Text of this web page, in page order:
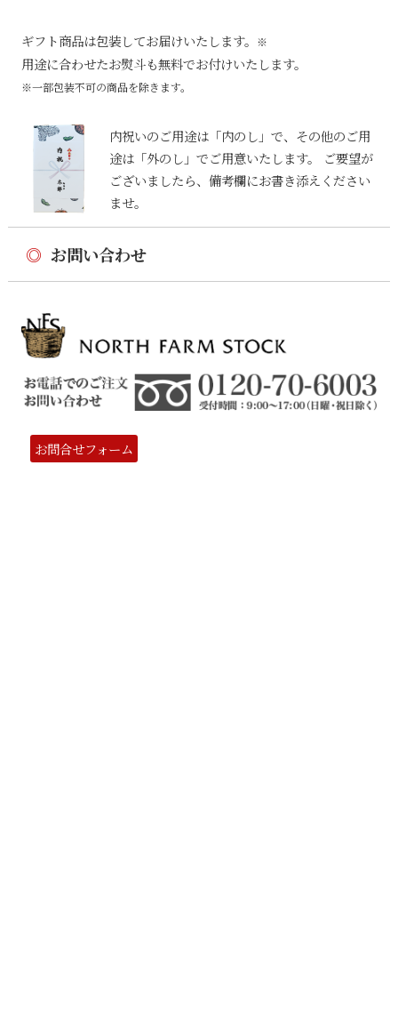
ギフト商品は包装してお届けいたします。 ※
用途に合わせたお熨斗も無料でお付けいたします。
※一部包装不可の商品を除きます。
内祝いのご用途は「内のし」で、その他のご用
途は「外のし」でご用意いたします。 ご要望が
ございましたら、備考欄にお書き添えください
ませ。
◎ お問い合わせ
お問合せフォーム